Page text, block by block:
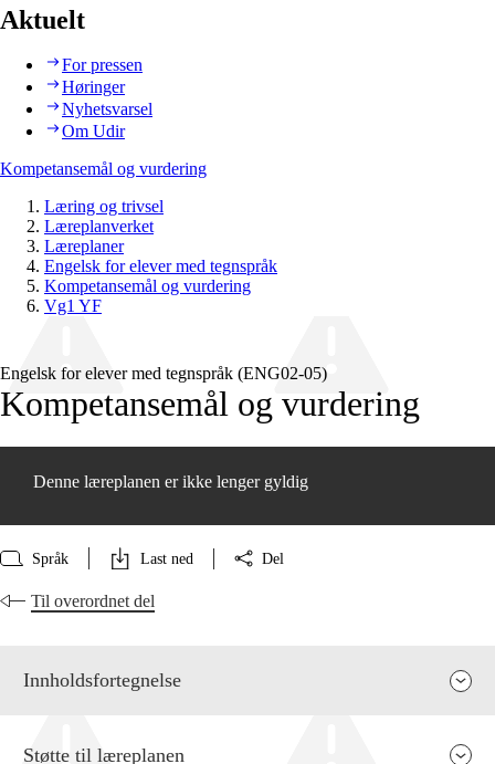
Aktuelt
For pressen
Høringer
Nyhetsvarsel
Om Udir
Kompetansemål og vurdering
Læring og trivsel
Læreplanverket
Læreplaner
Engelsk for elever med tegnspråk
Kompetansemål og vurdering
Vg1 YF
Engelsk for elever med tegnspråk (ENG02‑05)
Kompetansemål og vurdering
Denne læreplanen er ikke lenger gyldig
Språk Last ned Del
Til overordnet del
Innholdsfortegnelse
Støtte til læreplanen